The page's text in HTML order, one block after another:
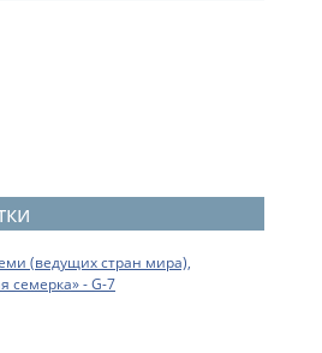
(ведущих стран мира),
семерка» - G-7